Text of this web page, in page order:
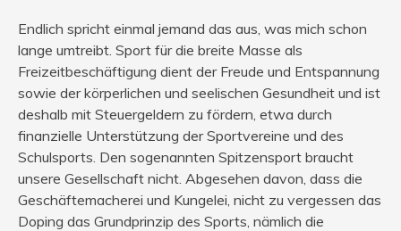
Endlich spricht einmal jemand das aus, was mich schon
lange umtreibt. Sport für die breite Masse als
Freizeitbeschäftigung dient der Freude und Entspannung
sowie der körperlichen und seelischen Gesundheit und ist
deshalb mit Steuergeldern zu fördern, etwa durch
finanzielle Unterstützung der Sportvereine und des
Schulsports. Den sogenannten Spitzensport braucht
unsere Gesellschaft nicht. Abgesehen davon, dass die
Geschäftemacherei und Kungelei, nicht zu vergessen das
Doping das Grundprinzip des Sports, nämlich die